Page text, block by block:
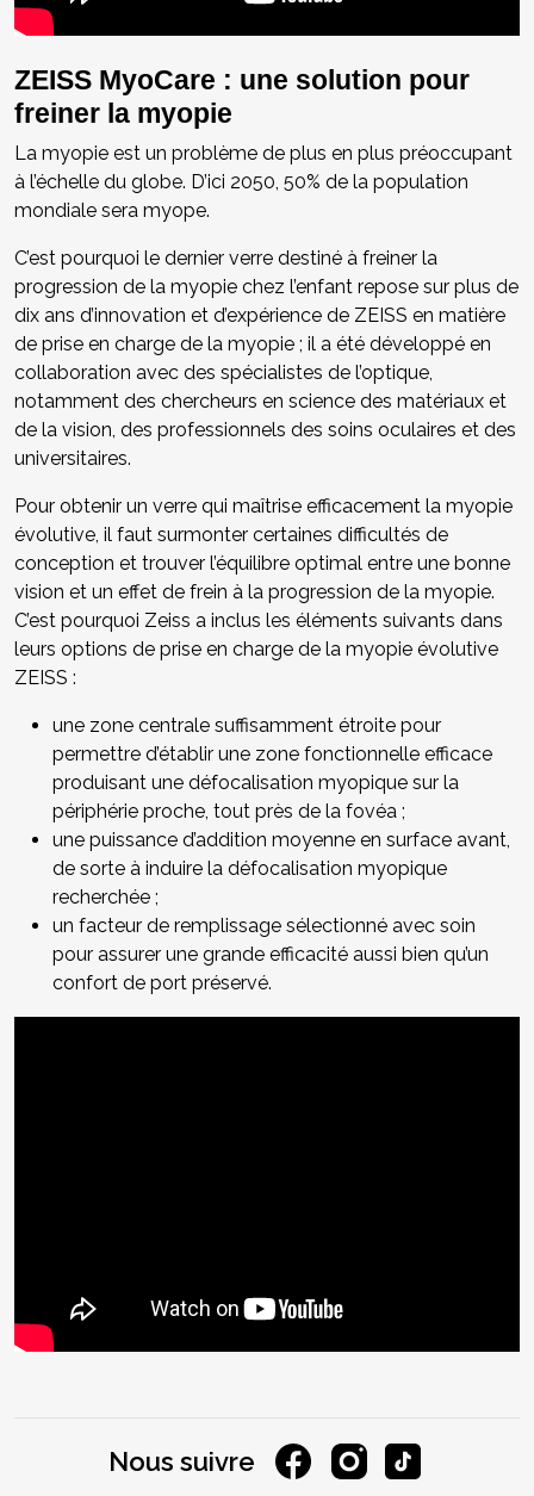
ZEISS MyoCare : une solution pour
freiner la myopie
La myopie est un problème de plus en plus préoccupant
à l’échelle du globe. D’ici 2050, 50% de la population
mondiale sera myope.
C’est pourquoi le dernier verre destiné à freiner la
progression de la myopie chez l’enfant repose sur plus de
dix ans d’innovation et d’expérience de ZEISS en matière
de prise en charge de la myopie ; il a été développé en
collaboration avec des spécialistes de l’optique,
notamment des chercheurs en science des matériaux et
de la vision, des professionnels des soins oculaires et des
universitaires.
Pour obtenir un verre qui maîtrise efficacement la myopie
évolutive, il faut surmonter certaines difficultés de
conception et trouver l’équilibre optimal entre une bonne
vision et un effet de frein à la progression de la myopie.
C’est pourquoi Zeiss a inclus les éléments suivants dans
leurs options de prise en charge de la myopie évolutive
ZEISS :
une zone centrale suffisamment étroite pour
permettre d’établir une zone fonctionnelle efficace
produisant une défocalisation myopique sur la
périphérie proche, tout près de la fovéa ;
une puissance d’addition moyenne en surface avant,
de sorte à induire la défocalisation myopique
recherchée ;
un facteur de remplissage sélectionné avec soin
pour assurer une grande efficacité aussi bien qu’un
confort de port préservé.
Nous suivre